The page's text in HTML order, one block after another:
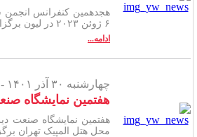
ادامه...
چهارشنبه ۳۰ آذر ۱۴۰۱ -
هفتمین نمایشگاه
محل هتل المپیک تهران